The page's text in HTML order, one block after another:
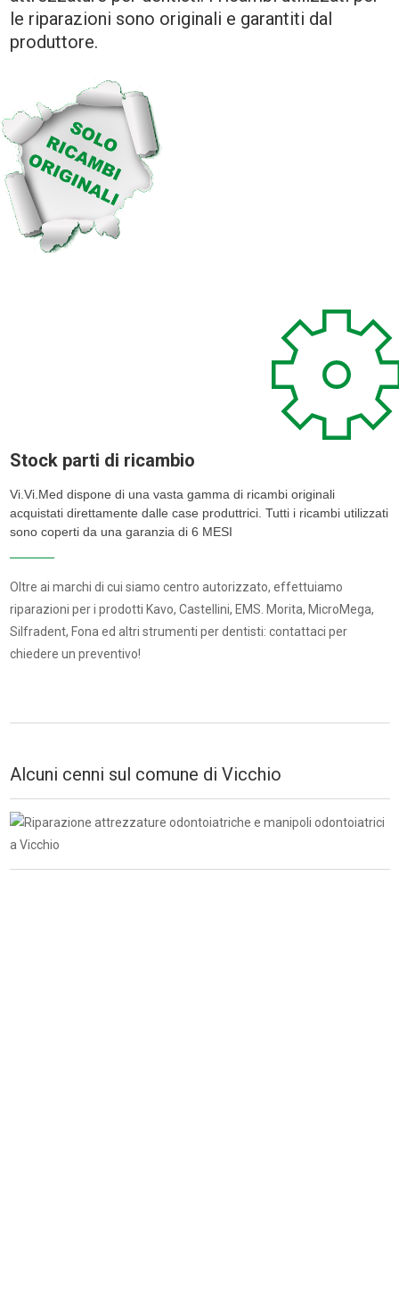
le riparazioni sono originali e garantiti dal
produttore.
Stock parti di ricambio
Vi.Vi.Med dispone di una vasta gamma di ricambi originali
acquistati direttamente dalle case produttrici. Tutti i ricambi utilizzati
sono coperti da una garanzia di 6 MESI
Oltre ai marchi di cui siamo centro autorizzato, effettuiamo
riparazioni per i prodotti Kavo, Castellini, EMS. Morita, MicroMega,
Silfradent, Fona ed altri strumenti per dentisti: contattaci per
chiedere un preventivo!
Alcuni cenni sul comune di Vicchio